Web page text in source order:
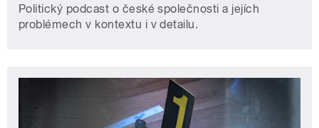
Politický podcast o české společnosti a jejích
problémech v kontextu i v detailu.